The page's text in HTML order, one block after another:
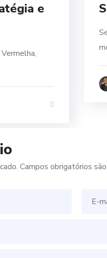
e
Campos obrigatórios